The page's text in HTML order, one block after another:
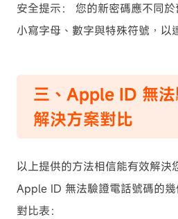
安全提示： 您的新密碼應不同
小寫字母、數字與特殊符號，以
三、Apple ID 無
解決方案對比
以上提供的方法相信能有效解決
Apple ID 無法驗證電話號碼的
對比表：